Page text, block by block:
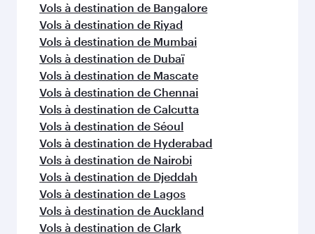
Vols à destination de Bangalore
Vols à destination de Riyad
Vols à destination de Mumbai
Vols à destination de Dubaï
Vols à destination de Mascate
Vols à destination de Chennai
Vols à destination de Calcutta
Vols à destination de Séoul
Vols à destination de Hyderabad
Vols à destination de Nairobi
Vols à destination de Djeddah
Vols à destination de Lagos
Vols à destination de Auckland
Vols à destination de Clark